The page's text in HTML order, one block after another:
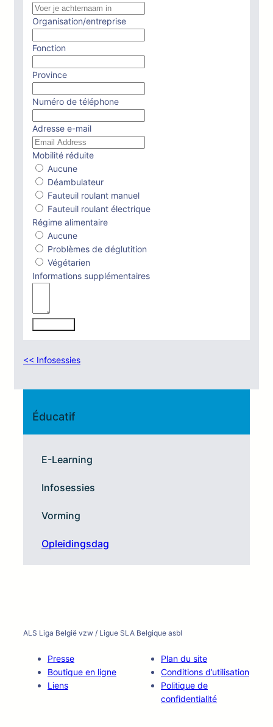
Organisation/entreprise
Fonction
Province
Numéro de téléphone
Adresse e-mail
Mobilité réduite
Aucune
Déambulateur
Fauteuil roulant manuel
Fauteuil roulant électrique
Régime alimentaire
Aucune
Problèmes de déglutition
Végétarien
Informations supplémentaires
<< Infosessies
Éducatif
E-Learning
Infosessies
Vorming
Opleidingsdag
ALS Liga België vzw / Ligue SLA Belgique asbl
Presse
Boutique en ligne
Liens
Plan du site
Conditions d’utilisation
Politique de
confidentialité